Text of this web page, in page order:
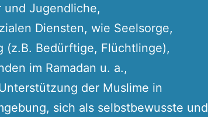
Jugendliche,
Diensten, wie Seelsorge,
(z.B. Bedürftige, Flüchtlinge),
im Ramadan u. a.,
der Muslime in
sich als selbstbewusste und